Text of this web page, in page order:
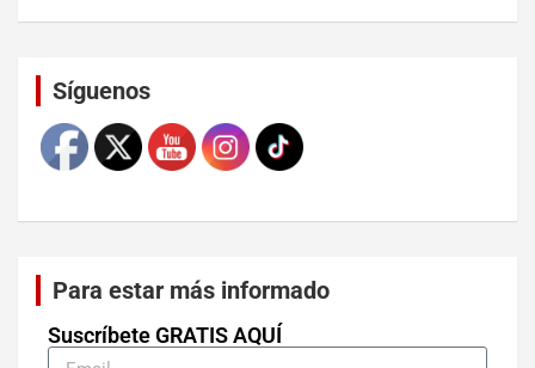
Síguenos
Para estar más informado
Suscríbete GRATIS AQUÍ